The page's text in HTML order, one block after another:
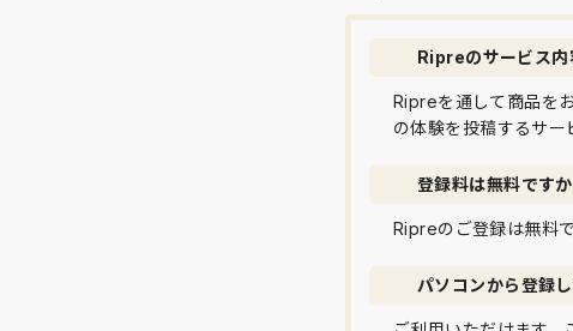
Ripreのサービス内
Ripreを通して商品を
の体験を投稿するサー
登録料は無料ですか
Ripreのご登録は無料で
パソコンから登録